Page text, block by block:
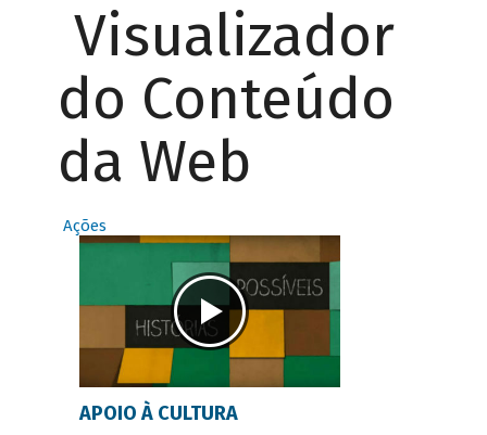
Visualizador
do Conteúdo
da Web
Ações
APOIO À CULTURA